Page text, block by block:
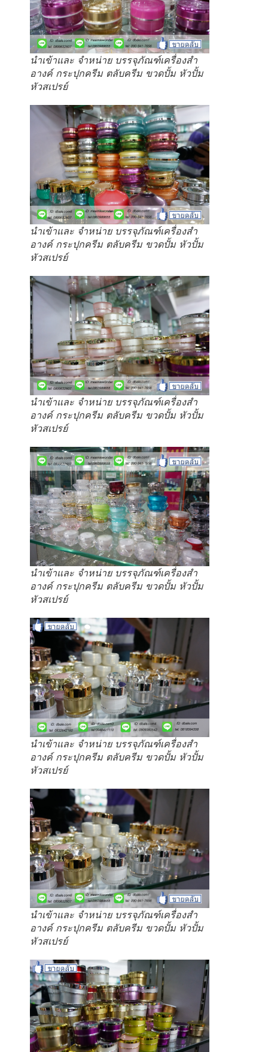
นำเข้าและ จำหน่าย บรรจุภัณฑ์เครื่องสำ
อางค์ กระปุกครีม ตลับครีม ขวดปั้ม หัวปั้ม
หัวสเปรย์
นำเข้าและ จำหน่าย บรรจุภัณฑ์เครื่องสำ
อางค์ กระปุกครีม ตลับครีม ขวดปั้ม หัวปั้ม
หัวสเปรย์
นำเข้าและ จำหน่าย บรรจุภัณฑ์เครื่องสำ
อางค์ กระปุกครีม ตลับครีม ขวดปั้ม หัวปั้ม
หัวสเปรย์
นำเข้าและ จำหน่าย บรรจุภัณฑ์เครื่องสำ
อางค์ กระปุกครีม ตลับครีม ขวดปั้ม หัวปั้ม
หัวสเปรย์
นำเข้าและ จำหน่าย บรรจุภัณฑ์เครื่องสำ
อางค์ กระปุกครีม ตลับครีม ขวดปั้ม หัวปั้ม
หัวสเปรย์
นำเข้าและ จำหน่าย บรรจุภัณฑ์เครื่องสำ
อางค์ กระปุกครีม ตลับครีม ขวดปั้ม หัวปั้ม
หัวสเปรย์